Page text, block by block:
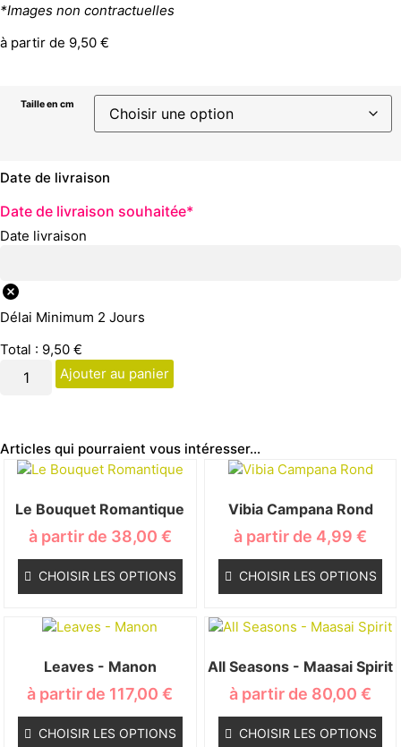
*Images non contractuelles
à partir de 9,50 €
Taille en cm
Date de livraison
Date de livraison souhaitée*
Date livraison
Délai Minimum 2 Jours
Total : 9,50 €
Ajouter au panier
Articles qui pourraient vous intéresser...
Le Bouquet Romantique
à partir de 38,00 €
CHOISIR LES OPTIONS
Vibia Campana Rond
à partir de 4,99€
CHOISIR LES OPTIONS
Leaves - Manon
à partir de 117,00€
CHOISIR LES OPTIONS
All Seasons - Maasai Spirit
à partir de 80,00€
CHOISIR LES OPTIONS